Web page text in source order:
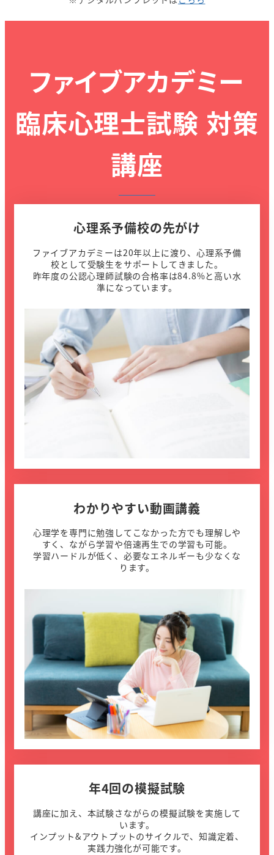
ファイブアカデミー
臨床心理士試験 対策
講座
心理系予備校の先がけ
ファイブアカデミーは20年以上に渡り、心理系予備
校として受験生をサポートしてきました。
昨年度の公認心理師試験の合格率は84.8%と高い水
準になっています。
わかりやすい動画講義
心理学を専門に勉強してこなかった方でも理解しや
すく、ながら学習や倍速再生での学習も可能。
学習ハードルが低く、必要なエネルギーも少なくな
ります。
年4回の模擬試験
講座に加え、本試験さながらの模擬試験を実施して
います。
インプット&アウトプットのサイクルで、知識定着、
実践力強化が可能です。